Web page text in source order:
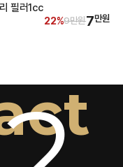
이미지메이킹 필러
17%300